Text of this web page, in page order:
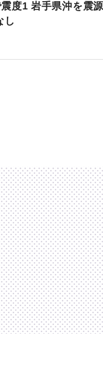
震度1 岩手県沖を震
し